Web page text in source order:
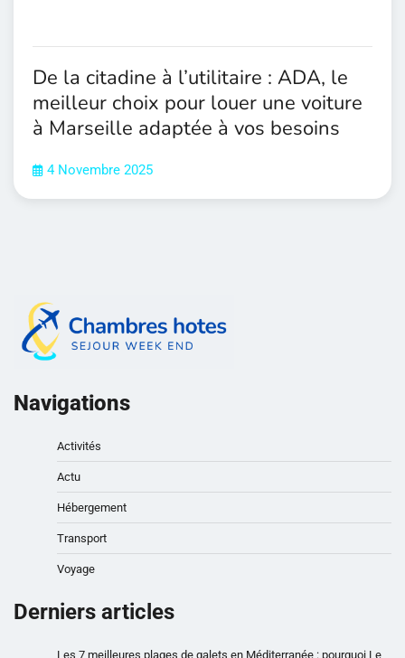
De la citadine à l’utilitaire : ADA, le
meilleur choix pour louer une voiture
à Marseille adaptée à vos besoins
4 Novembre 2025
Navigations
Activités
Actu
Hébergement
Transport
Voyage
Derniers articles
Les 7 meilleures plages de galets en Méditerranée : pourquoi Le